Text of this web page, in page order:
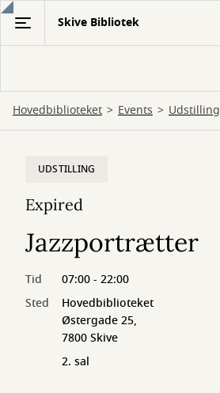
Gå
hovedindhold
Skive Bibliotek
Hovedbiblioteket Events Udstilling
UDSTILLING
Expired
Jazzportrætter
Tid
07:00 - 22:00
Sted
Hovedbiblioteket
Østergade 25,
7800 Skive
2. sal